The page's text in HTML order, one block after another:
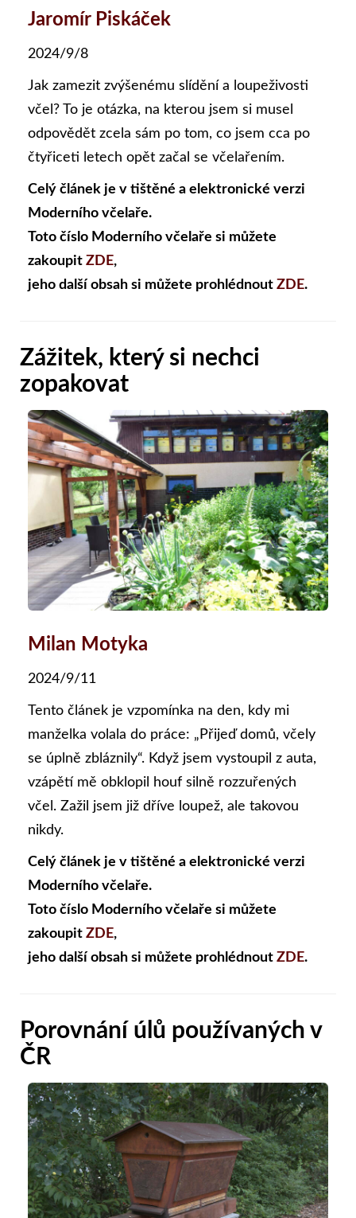
Jaromír Piskáček
2024/9/8
Jak zamezit zvýšenému slídění a loupeživosti
včel? To je otázka, na kterou jsem si musel
odpovědět zcela sám po tom, co jsem cca po
čtyřiceti letech opět začal se včelařením.
Celý článek je v tištěné a elektronické verzi
Moderního včelaře.
Toto číslo Moderního včelaře si můžete
zakoupit ZDE,
jeho další obsah si můžete prohlédnout ZDE.
Zážitek, který si nechci
zopakovat
Milan Motyka
2024/9/11
Tento článek je vzpomínka na den, kdy mi
manželka volala do práce: „Přijeď domů, včely
se úplně zbláznily“. Když jsem vystoupil z auta,
vzápětí mě obklopil houf silně rozzuřených
včel. Zažil jsem již dříve loupež, ale takovou
nikdy.
Celý článek je v tištěné a elektronické verzi
Moderního včelaře.
Toto číslo Moderního včelaře si můžete
zakoupit ZDE,
jeho další obsah si můžete prohlédnout ZDE.
Porovnání úlů používaných v
ČR